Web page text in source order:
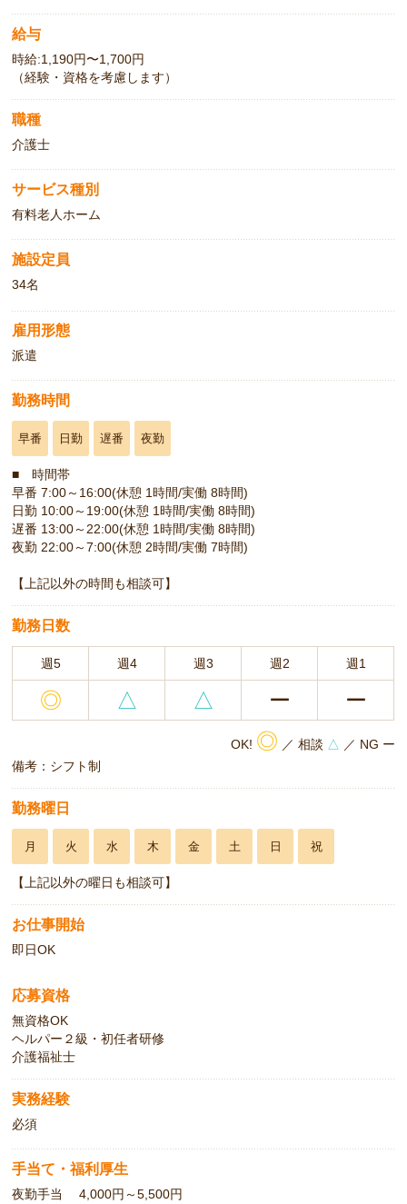
給与
時給:1,190円〜1,700円
（経験・資格を考慮します）
職種
介護士
サービス種別
有料老人ホーム
施設定員
34名
雇用形態
派遣
勤務時間
早番 日勤 遅番 夜勤
■ 時間帯
早番 7:00～16:00(休憩 1時間/実働 8時間)
日勤 10:00～19:00(休憩 1時間/実働 8時間)
遅番 13:00～22:00(休憩 1時間/実働 8時間)
夜勤 22:00～7:00(休憩 2時間/実働 7時間)
【上記以外の時間も相談可】
勤務日数
週5 週4 週3 週2 週1
◎ △ △ ー ー
OK! ◎ ／ 相談 △ ／ NG ー
備考：シフト制
勤務曜日
月 火 水 木 金 土 日 祝
【上記以外の曜日も相談可】
お仕事開始
即日OK
応募資格
無資格OK
ヘルパー２級・初任者研修
介護福祉士
実務経験
必須
手当て・福利厚生
夜勤手当 4,000円～5,500円